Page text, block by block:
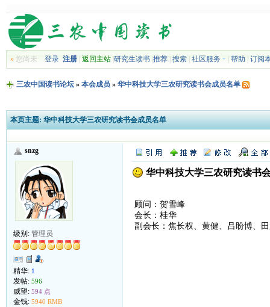
»您尚未 登录 注册| 返回主站| 研究生读书| 推荐| 搜索| 社区服务 帮助 订阅
三农中国读书论坛» 本会成员 » 华中科技大学三农研究读书会成员名单
本页主题: 华中科技大学三农研究读书会成员名单
snzg
级别: 管理员
精华: 1
发帖: 596
威望: 594 点
金钱: 5940 RMB
华中科技大学三农研究读书
顾问：贺雪峰
会长：桂华
副会长：焦长权、黄健、吕盼博、